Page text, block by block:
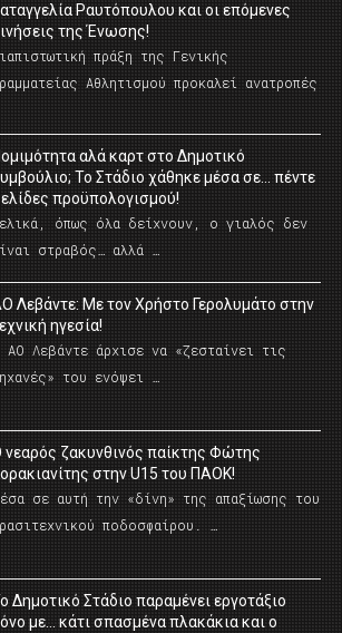
Ραυτόπουλου και οι επόμενες
της Ένωσης!
πράξη της Γενικής
Αθλητισμού προκαλεί ανατροπές
αλά καρτ στο Δημοτικό
Το Στάδιο χάθηκε μέσα σε… πέντε
προϋπολογισμού!
όπως όλα δείχνουν, ο γιαλός δεν
στραβός… αλλά …
Λεβάντε: Με τον Χρήστο Γερολυμάτο στην
ηγεσία!
ΑΟ Λεβάντε άρχισε να «ζεσταίνει τις
του ενόψει …
νεαρός ζακυνθινός παίκτης Φώτης
στην U15 του ΠΑΟΚ!
σε αυτή την «δίνη» της απαξίωσης του
ποδοσφαίρου. …
Δημοτικό Στάδιο παραμένει εργοτάξιο
με… κάτι σπασμένα πλακάκια και ο